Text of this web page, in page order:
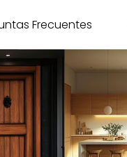
Frecuentes